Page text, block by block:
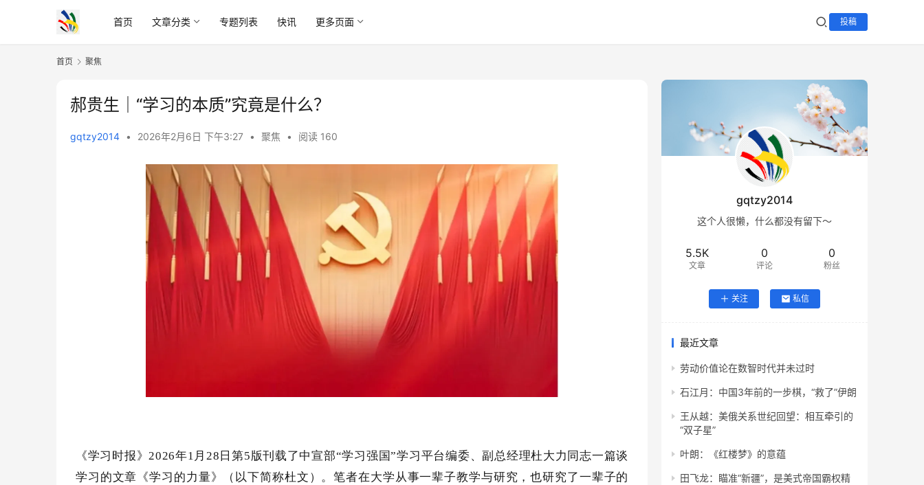
首页 文章分类 专题列表 快讯 更多页面 投稿
首页 聚焦
郝贵生｜“学习的本质”究竟是什么？
gqtzy2014 • 2026年2月6日 下午3:27 • 聚焦 • 阅读 160
《学习时报》2026年1月28日第5版刊载了中宣部“学习强国”学习平台编委、副总经理杜大力同志一篇谈
学习的文章《学习的力量》（以下简称杜文）。笔者在大学从事一辈子教学与研究，也研究了一辈子的
gqtzy2014
这个人很懒，什么都没有留下～
5.5K
文章
0
评论
0
粉丝
关注 私信
最近文章
劳动价值论在数智时代并未过时
石江月：中国3年前的一步棋，“救了”伊朗
王从越：美俄关系世纪回望：相互牵引的
“双子星”
叶朗：《红楼梦》的意蕴
田飞龙：瞄准“新疆”，是美式帝国霸权精